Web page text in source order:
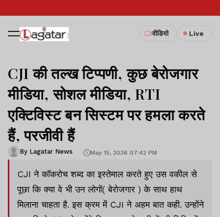
वीडियो Live
CJI की तल्ख टिप्पणी, कुछ बेरोजगार
मीडिया, सोशल मीडिया, RTI
एक्टिविस्ट बन सिस्टम पर हमला करते
हैं, परजीवी हैं
By Lagatar News May 15, 2026 07:42 PM
CJI ने कॉकरोच शब्द का इस्तेमाल करते हुए उस वकील से
पूछा कि क्या वे भी उन लोगों( बेरोजगार ) के साथ हाथ
मिलाना चाहता है. इस क्रम में CJI ने अहम बात कही. उन्होंने